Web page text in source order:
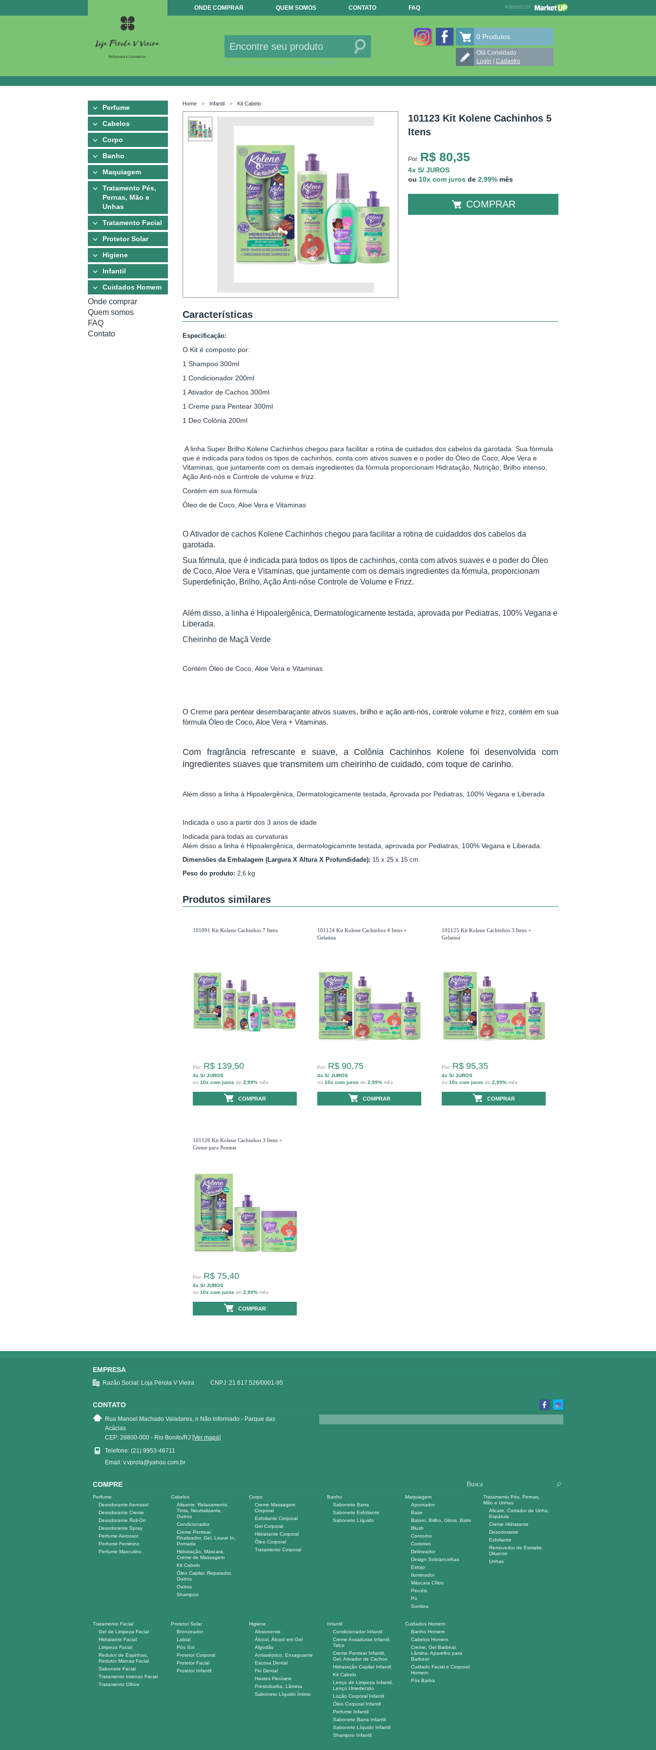
ONDE COMPRAR QUEM SOMOS CONTATO FAQ POWERED BY
Exemplo: kolene, skala, neutrox, novex, tresemmé
LOJA PEROLA V VIEIRA no Facebook
LOJA PEROLA V VIEIRA no Instagram
0 Produtos
Olá Convidado
Login
Cadastro
Perfume
Cabelos
Corpo
Banho
Maquiagem
Tratamento Pés,
Pernas, Mão e
Unhas
Tratamento Facial
Protetor Solar
Higiene
Infantil
Cuidados Homem
Onde comprar
Quem somos
FAQ
Contato
Home Infantil Kit Cabelo
101123 Kit Kolene Cachinhos 5
Itens
Por: R$ 80,35
4x S/ JUROS
ou 10x com juros de 2,99% mês
COMPRAR
Características
Especificação:
O Kit é composto por:
1 Shampoo 300ml
1 Condicionador 200ml
1 Ativador de Cachos 300ml
1 Creme para Pentear 300ml
1 Deo Colônia 200ml
A linha Super Brilho Kolene Cachinhos chegou para facilitar a rotina de cuidados dos cabelos da garotada. Sua fórmula
que é indicada para todos os tipos de cachinhos, conta com ativos suaves e o poder do Óleo de Coco, Aloe Vera e
Vitaminas, que juntamente com os demais ingredientes da fórmula proporcionam Hidratação, Nutrição, Brilho intenso,
Ação Anti-nós e Controle de volume e frizz.
Contém em sua fórmula:
Óleo de de Coco, Aloe Vera e Vitaminas
O Ativador de cachos Kolene Cachinhos chegou para facilitar a rotina de cuidaddos dos cabelos da
garotada.
Sua fórmula, que é indicada para todos os tipos de cachinhos, conta com ativos suaves e o poder do Óleo
de Coco, Aloe Vera e Vitaminas, que juntamente com os demais ingredientes da fórmula, proporcionam
Superdefinição, Brilho, Ação Anti-nóse Controle de Volume e Frizz.
Além disso, a linha é Hipoalergênica, Dermatologicamente testada, aprovada por Pediatras, 100% Vegana e
Liberada.
Cheirinho de Maçã Verde
Contém Óleo de Coco, Aloe Vera e Vitaminas
O Creme para pentear desembaraçante ativos suaves, brilho e ação anti-nós, controle volume e frizz, contém em sua
fórmula Óleo de Coco, Aloe Vera + Vitaminas.
Com fragrância refrescante e suave, a Colônia Cachinhos Kolenefoi desenvolvida com
ingredientes suaves que transmitem um cheirinho de cuidado, com toque de carinho.
Além disso a linha á Hipoalergênica, Dermatologicamente testada, Aprovada por Pediatras, 100% Vegana e Liberada
Indicada o uso a partir dos 3 anos de idade
Indicada para todas as curvaturas
Além disso a linha é Hipoalergênica, dermatologicamnte testada, aprovada por Pediatras, 100% Vegana e Liberada.
Dimensões da Embalagem (Largura X Altura X Profundidade): 15 x 25 x 15 cm
Peso do produto: 2,6 kg
Produtos similares
101091 Kit Kolene Cachinhos 7 Itens
Por: R$ 139,50
4x S/ JUROS
ou 10x com juros de 2,99% mês
COMPRAR
101124 Kit Kolene Cachinhos 4 Itens +
Gelatina
Por: R$ 90,75
4x S/ JUROS
ou 10x com juros de 2,99% mês
COMPRAR
101125 Kit Kolene Cachinhos 3 Itens +
Gelatina
Por: R$ 95,35
4x S/ JUROS
ou 10x com juros de 2,99% mês
COMPRAR
101126 Kit Kolene Cachinhos 3 Itens +
Creme para Pentear
Por: R$ 75,40
4x S/ JUROS
ou 10x com juros de 2,99% mês
COMPRAR
EMPRESA
Razão Social: Loja Pérola V Vieira CNPJ: 21.617.526/0001-95
CONTATO
Rua Manoel Machado Valadares, n Não informado - Parque das
Acácias
CEP: 28800-000 - Rio Bonito/RJ [Ver mapa]
Telefone: (21) 9953-46711
Email: v.vprola@yahoo.com.br
COMPRE
Perfume
Desodorante Aerossol
Desodorante Creme
Desodorante Roll-On
Desodorante Spray
Perfume Aerossol
Perfume Feminino
Perfume Masculino
Cabelos
Alisante, Relaxamento,
Tinta, Neutralizante,
Outros
Condicionador
Creme Pentear,
Finalizador, Gel, Leave In,
Pomada
Hidratação, Máscara,
Creme de Massagem
Kit Cabelo
Óleo Capilar, Reparador,
Outros
Outros
Shampoo
Corpo
Creme Massagem
Corporal
Esfoliante Corporal
Gel Corporal
Hidratante Corporal
Óleo Corporal
Tratamento Corporal
Banho
Sabonete Barra
Sabonete Esfoliante
Sabonete Líquido
Maquiagem
Apontador
Base
Batom, Brilho, Gloss, Balm
Blush
Contorno
Corretivo
Delineador
Design Sobrancelhas
Estojo
Iluminador
Máscara Cílios
Pincéis
Pó
Sombra
Tratamento Pés, Pernas,
Mão e Unhas
Alicate, Cortador de Unha,
Espátula
Creme Hidratante
Desodorante
Esfoliante
Removedor de Esmalte,
Diluente
Unhas
Tratamento Facial
Gel de Limpeza Facial
Hidratante Facial
Limpeza Facial
Redutor de Espinhas,
Redutor Marcas Facial
Sabonete Facial
Tratamento Intenso Facial
Tratamento Olhos
Protetor Solar
Bronzeador
Labial
Pós Sol
Protetor Corporal
Protetor Facial
Protetor Infantil
Higiene
Absorvente
Álcool, Álcool em Gel
Algodão
Antisséptico, Enxaguante
Escova Dental
Fio Dental
Hastes Flexíveis
Prestobarba, Lâmina
Sabonete Líquido Íntimo
Infantil
Condicionador Infantil
Creme Assaduras Infantil,
Talco
Creme Pentear Infantil,
Gel, Ativador de Cachos
Hidratação Capilar Infantil
Kit Cabelo
Lenço de Limpeza Infantil,
Lenço Umedecido
Loção Corporal Infantil
Óleo Corporal Infantil
Perfume Infantil
Sabonete Barra Infantil
Sabonete Líquido Infantil
Shampoo Infantil
Cuidados Homem
Banho Homem
Cabelos Homem
Creme, Gel Barbear,
Lâmina, Aparelho para
Barbear
Cuidado Facial e Corporal
Homem
Pós Barba